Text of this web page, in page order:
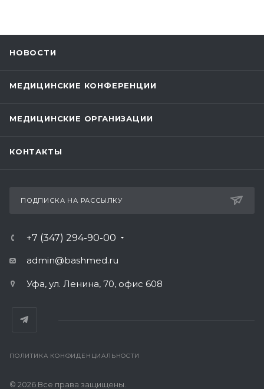
НОВОСТИ
МЕДИЦИНСКИЕ КОНФЕРЕНЦИИ
МЕДИЦИНСКИЕ ОРГАНИЗАЦИИ
КОНТАКТЫ
ПОДПИСКА НА РАССЫЛКУ
+7 (347) 294-90-00
admin@bashmed.ru
Уфа, ул. Ленина, 70, офис 608
ПОЛИТИКА КОНФИДЕНЦИАЛЬНОСТИ
© 2026 Все права защищены.